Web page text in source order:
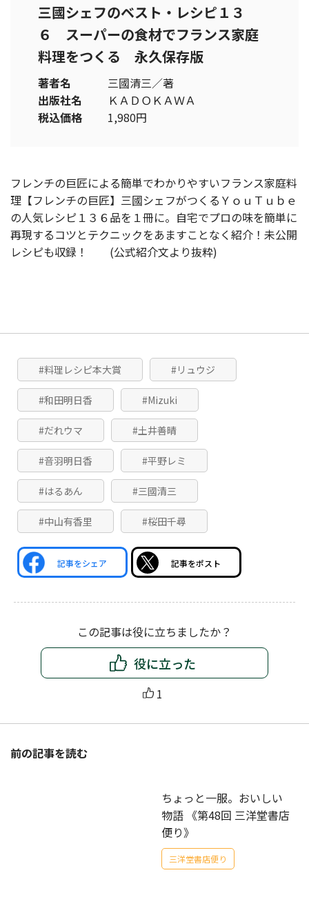
三國シェフのベスト・レシピ１３
６ スーパーの食材でフランス家庭
料理をつくる 永久保存版
著者名
三國清三／著
出版社名
ＫＡＤＯＫＡＷＡ
税込価格
1,980円
フレンチの巨匠による簡単でわかりやすいフランス家庭料
理【フレンチの巨匠】三國シェフがつくるＹｏｕＴｕｂｅ
の人気レシピ１３６品を１冊に。自宅でプロの味を簡単に
再現するコツとテクニックをあますことなく紹介！未公開
レシピも収録！ (公式紹介文より抜粋)
#料理レシピ本大賞 #リュウジ
#和田明日香 #Mizuki
#だれウマ #土井善晴
#音羽明日香 #平野レミ
#はるあん #三國清三
#中山有香里 #桜田千尋
記事をシェア 記事をポスト
この記事は役に立ちましたか？
役に立った
1
前の記事を読む
ちょっと一服。おいしい
物語 《第48回 三洋堂書店
便り》
三洋堂書店便り